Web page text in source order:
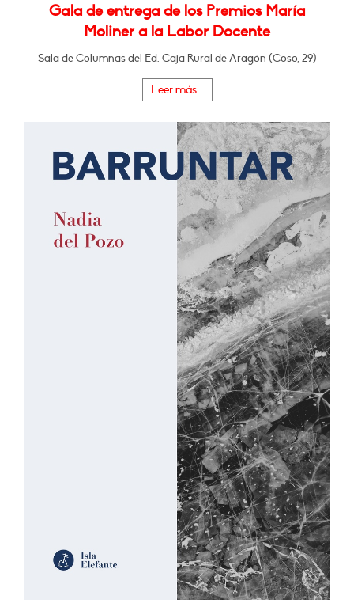
Gala de entrega de los Premios María
Moliner a la Labor Docente
Sala de Columnas del Ed. Caja Rural de Aragón (Coso, 29)
Leer más...